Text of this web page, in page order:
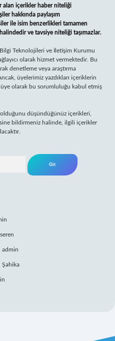
alan içerikler haber niteliği
hakkında paylaşım
ile isim benzerlikleri tamamen
ve tavsiye niteliği taşımazlar.
Teknolojileri ve İletişim Kurumu
olarak hizmet vermektedir. Bu
denetleme veya araştırma
üyelerimiz yazdıkları içeriklerin
olarak bu sorumluluğu kabul etmiş
düşündüğünüz içerikleri,
bildirmeniz halinde, ilgili içerikler
admin
Şahika